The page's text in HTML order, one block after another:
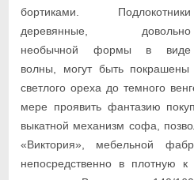
бортиками. Подлокотники
деревянные, довольно
необычной формы в виде
волны, могут быть
светлого ореха до темного
мере проявить фантазию
выкатной механизм софа,
«Виктория», мебельной
непосредственно в плотную